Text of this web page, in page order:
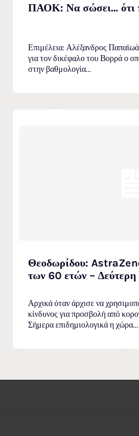
ΠΑΟΚ: Να σώσει… ότι
Επιμέλεια: Αλέξανδρος
για τον δικέφαλο του Βορρά ο
στην βαθμολογία...
Θεοδωρίδου:
των 60 ετών – Δεύτερη
Αρχικά όταν άρχισε να
κίνδυνος για προσβολή από
Σήμερα επιδημιολογικά η χώρα...